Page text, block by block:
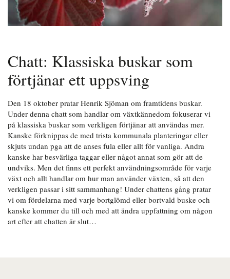
Chatt: Klassiska buskar som
förtjänar ett uppsving
Den 18 oktober pratar Henrik Sjöman om framtidens buskar.
Under denna chatt som handlar om växtkännedom fokuserar vi
på klassiska buskar som verkligen förtjänar att användas mer.
Kanske förknippas de med trista kommunala planteringar eller
skjuts undan pga att de anses fula eller allt för vanliga. Andra
kanske har besvärliga taggar eller något annat som gör att de
undviks. Men det finns ett perfekt användningsområde för varje
växt och allt handlar om hur man använder växten, så att den
verkligen passar i sitt sammanhang! Under chattens gång pratar
vi om fördelarna med varje bortglömd eller bortvald buske och
kanske kommer du till och med att ändra uppfattning om någon
art efter att chatten är slut…